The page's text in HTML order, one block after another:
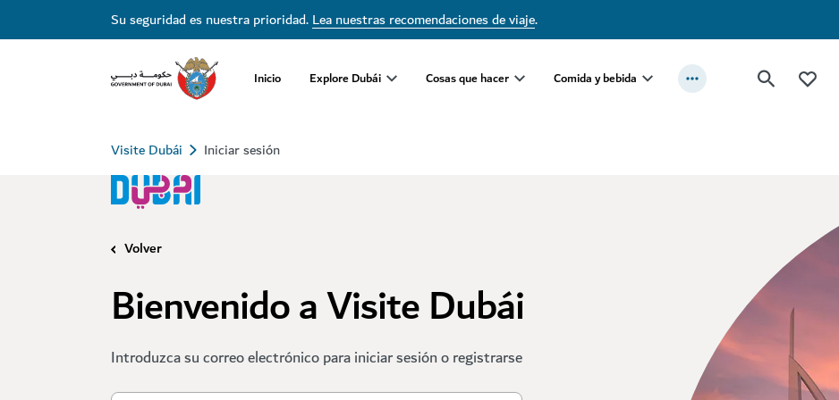
Su seguridad es nuestra prioridad.Lea nuestras recomendaciones de viaje.
Inicio Explore Dubái Cosas que hacer Comida y bebida
Visite Dubái Iniciar sesión
Volver
Bienvenido a Visite Dubái
Introduzca su correo electrónico para iniciar sesión o registrarse